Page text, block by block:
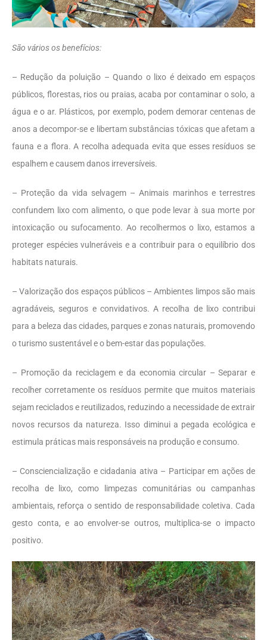
São vários os benefícios:
– Redução da poluição – Quando o lixo é deixado em espaços
públicos, florestas, rios ou praias, acaba por contaminar o solo, a
água e o ar. Plásticos, por exemplo, podem demorar centenas de
anos a decompor-se e libertam substâncias tóxicas que afetam a
fauna e a flora. A recolha adequada evita que esses resíduos se
espalhem e causem danos irreversíveis.
– Proteção da vida selvagem – Animais marinhos e terrestres
confundem lixo com alimento, o que pode levar à sua morte por
intoxicação ou sufocamento. Ao recolhermos o lixo, estamos a
proteger espécies vulneráveis e a contribuir para o equilíbrio dos
habitats naturais.
– Valorização dos espaços públicos – Ambientes limpos são mais
agradáveis, seguros e convidativos. A recolha de lixo contribui
para a beleza das cidades, parques e zonas naturais, promovendo
o turismo sustentável e o bem-estar das populações.
– Promoção da reciclagem e da economia circular – Separar e
recolher corretamente os resíduos permite que muitos materiais
sejam reciclados e reutilizados, reduzindo a necessidade de extrair
novos recursos da natureza. Isso diminui a pegada ecológica e
estimula práticas mais responsáveis na produção e consumo.
– Consciencialização e cidadania ativa – Participar em ações de
recolha de lixo, como limpezas comunitárias ou campanhas
ambientais, reforça o sentido de responsabilidade coletiva. Cada
gesto conta, e ao envolver-se outros, multiplica-se o impacto
positivo.